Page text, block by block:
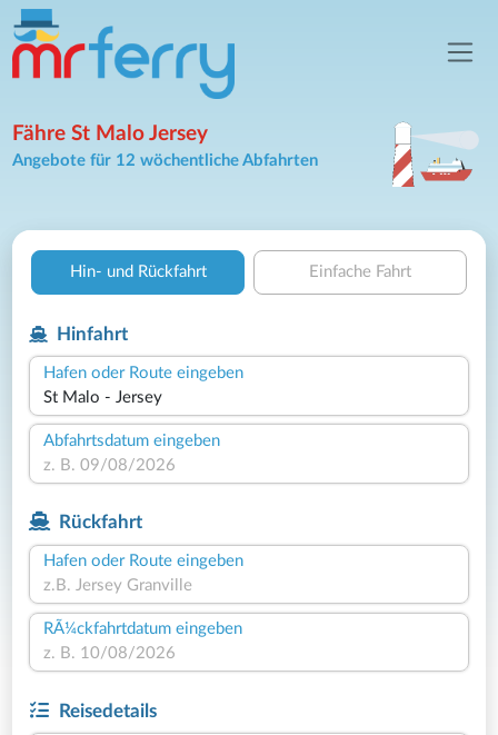
Fähre St Malo Jersey
Angebote für 12 wöchentliche Abfahrten
Hin- und Rückfahrt Einfache Fahrt
Hinfahrt
Hafen oder Route eingeben
Abfahrtsdatum eingeben
Rückfahrt
Hafen oder Route eingeben
RÃ¼ckfahrtdatum eingeben
Reisedetails